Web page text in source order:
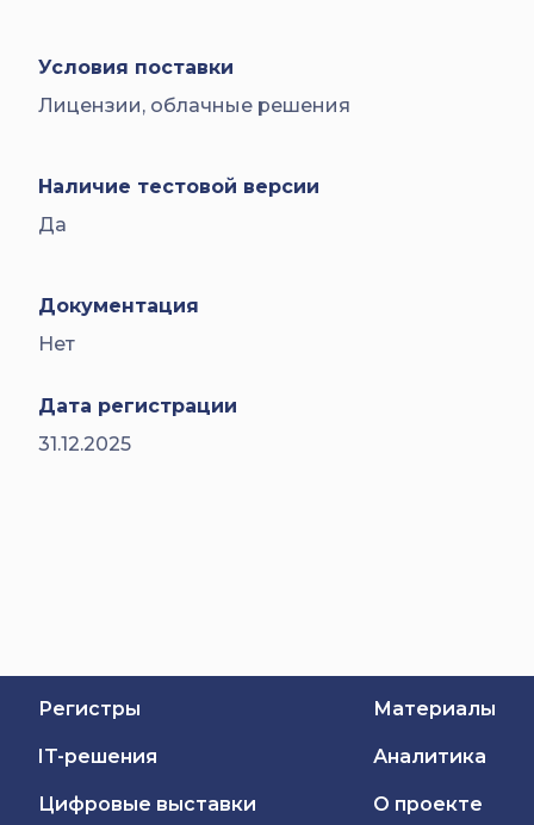
Условия поставки
Лицензии, облачные решения
Наличие тестовой версии
Да
Документация
Нет
Дата регистрации
31.12.2025
Регистры
IT-решения
Цифровые выставки
Материалы
Аналитика
О проекте